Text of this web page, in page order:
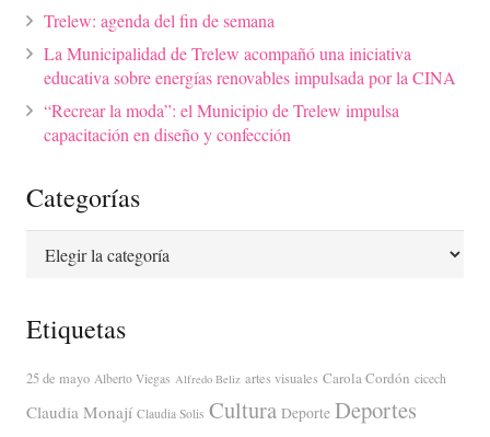
Trelew: agenda del fin de semana
La Municipalidad de Trelew acompañó una iniciativa
educativa sobre energías renovables impulsada por la CINA
“Recrear la moda”: el Municipio de Trelew impulsa
capacitación en diseño y confección
Categorías
Etiquetas
25 de mayo Alberto Viegas Alfredo Beliz artes visuales Carola Cordón cicech
Claudia Monají Claudia Solis Cultura Deporte Deportes